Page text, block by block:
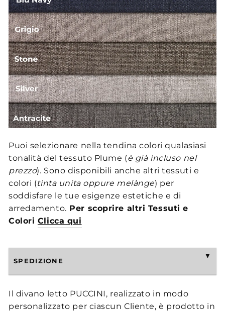
Puoi selezionare nella tendina colori qualasiasi
tonalità del tessuto Plume (è già incluso nel
prezzo). Sono disponibili anche altri tessuti e
colori (tinta unita oppure melànge) per
soddisfare le tue esigenze estetiche e di
arredamento. Per scoprire altri Tessuti e
Colori Clicca qui
SPEDIZIONE
Il divano letto PUCCINI, realizzato in modo
personalizzato per ciascun Cliente, è prodotto in